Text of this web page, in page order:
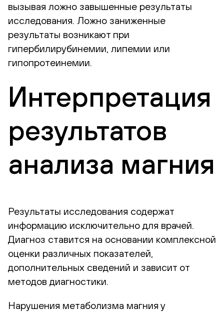
вызывая ложно завышенные результаты
исследования. Ложно заниженные
результаты возникают при
гипербилирубинемии, липемии или
гипопротеинемии.
Интерпретация
результатов
анализа магния
Результаты исследования содержат
информацию исключительно для врачей.
Диагноз ставится на основании комплексной
оценки различных показателей,
дополнительных сведений и зависит от
методов диагностики.
Нарушения метаболизма магния у